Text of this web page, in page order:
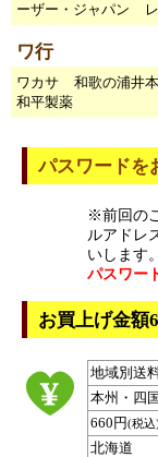
ーザー・ジャパン
ワ行
ワカサ 和歌の浦井
和平製薬
パスワードを
※前回の
ルアドレ
いします。
パスワー
お買上げ金額
地域別送
本州・四
660円(税込
北海道